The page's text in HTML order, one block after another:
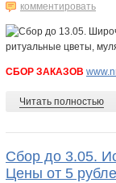
комментировать
СБОР ЗАКАЗОВ
Читать полностью
Сбор до 3.05.
Цены от 5